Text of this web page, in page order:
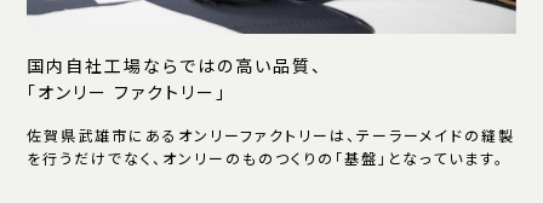
国内自社工場ならではの高い品質、
「オンリー ファクトリー」
佐賀県武雄市にあるオンリーファクトリーは、テーラーメイドの縫製
を行うだけでなく、オンリーのものつくりの「基盤」となっています。